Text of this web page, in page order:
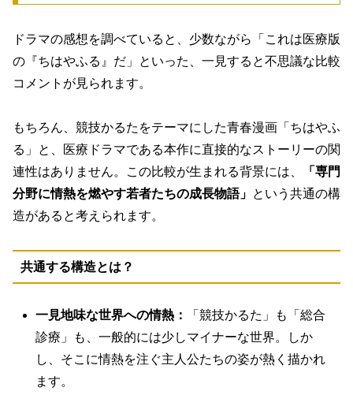
ドラマの感想を調べていると、少数ながら「これは医療版
の『ちはやふる』だ」といった、一見すると不思議な比較
コメントが見られます。
もちろん、競技かるたをテーマにした青春漫画「ちはやふ
る」と、医療ドラマである本作に直接的なストーリーの関
連性はありません。この比較が生まれる背景には、
「専門
分野に情熱を燃やす若者たちの成長物語」 という共通の構
造があると考えられます。
共通する構造とは？
一見地味な世界への情熱：
「競技かるた」も「総合
診療」も、一般的には少しマイナーな世界。しか
し、そこに情熱を注ぐ主人公たちの姿が熱く描かれ
ます。